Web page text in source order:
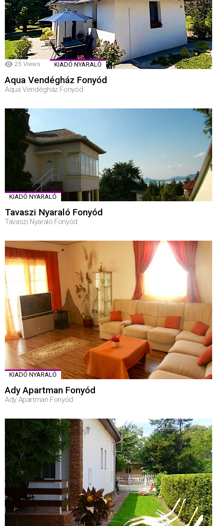
25 Views KIADÓ NYARALÓ
Aqua Vendégház Fonyód
Aqua Vendégház Fonyód
KIADÓ NYARALÓ
Tavaszi Nyaraló Fonyód
Tavaszi Nyaraló Fonyód
KIADÓ NYARALÓ
Ady Apartman Fonyód
Ady Apartman Fonyód